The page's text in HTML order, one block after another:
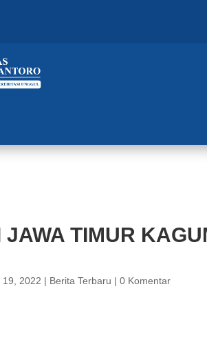
JAWA TIMUR
19, 2022 | Berita Terbaru |0 Komentar